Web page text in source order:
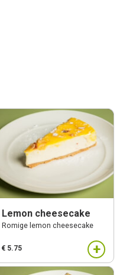
Lemon cheesecake
Romige lemon cheesecake
€ 5.75 +